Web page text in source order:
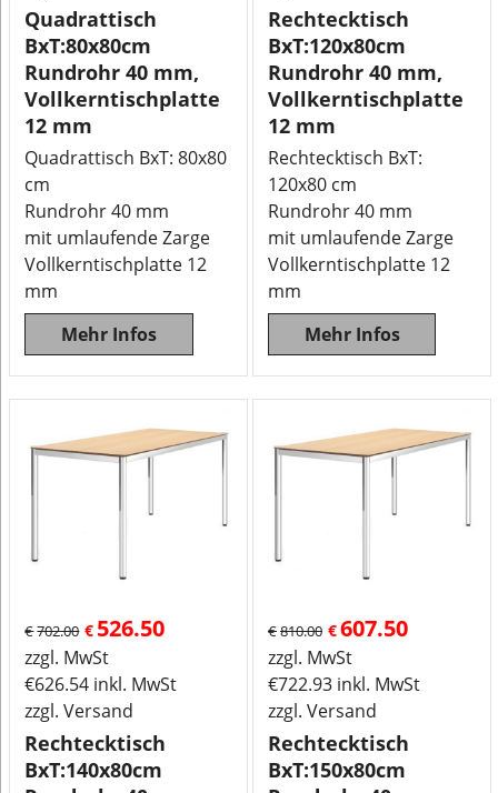
Quadrattisch
BxT:80x80cm
Rundrohr 40 mm,
Vollkerntischplatte
12 mm
Quadrattisch BxT: 80x80
cm
Rundrohr 40 mm
mit umlaufende Zarge
Vollkerntischplatte 12
mm
Mehr Infos
Rechtecktisch
BxT:120x80cm
Rundrohr 40 mm,
Vollkerntischplatte
12 mm
Rechtecktisch BxT:
120x80 cm
Rundrohr 40 mm
mit umlaufende Zarge
Vollkerntischplatte 12
mm
Mehr Infos
€702.00 € 526.50
zzgl. MwSt
€626.54 inkl. MwSt
zzgl. Versand
Rechtecktisch
BxT:140x80cm
€810.00 €607.50
zzgl. MwSt
€722.93 inkl. MwSt
zzgl. Versand
Rechtecktisch
BxT:150x80cm